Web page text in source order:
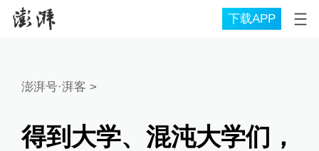
下载APP
澎湃号·湃客 >
得到大学、混沌大学们，